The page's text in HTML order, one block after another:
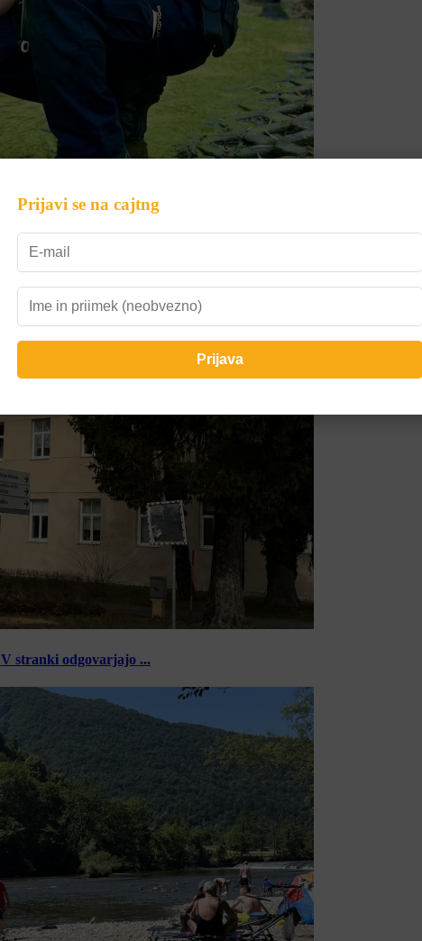
svoje štirinožne sodelavce
stranki odgovarjajo ...
Prijavi se na cajtng